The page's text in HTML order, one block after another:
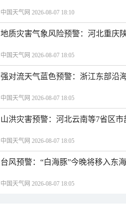
中国天气网 2026-08-07 18:10
地质灾害气象风险预警：河北重庆
中国天气网 2026-08-07 18:05
强对流天气蓝色预警：浙江东部沿
中国天气网 2026-08-07 18:05
山洪灾害预警：河北云南等7省区
中国天气网 2026-08-07 18:05
台风预警：“白海豚”今晚将移入东
中国天气网 2026-08-07 18:05